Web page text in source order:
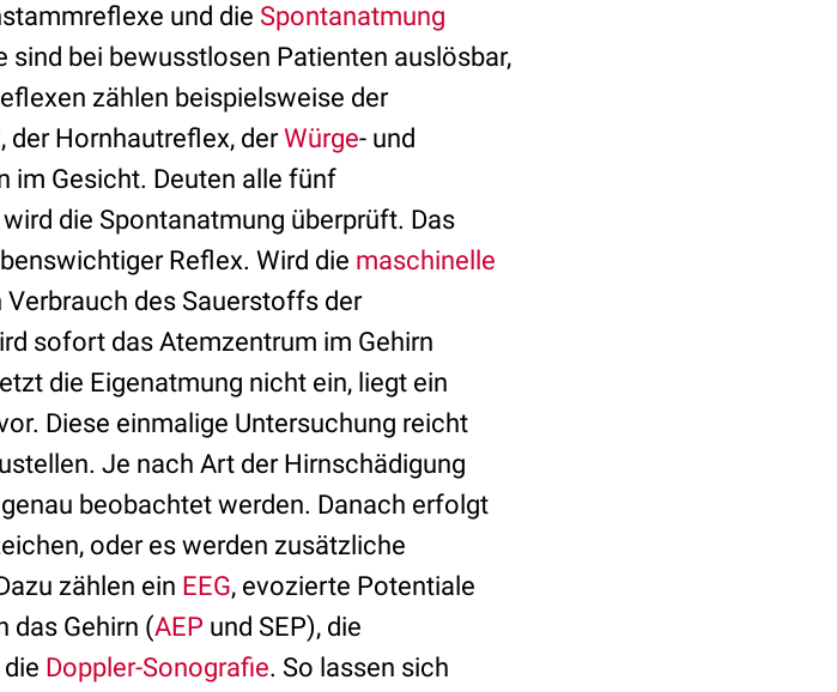
und die Spontanatmung
bei bewusstlosen Patienten auslösbar,
zählen beispielsweise der
, der Hornhautreflex, derWürge- und
im Gesicht. Deuten alle fünf
die Spontanatmung überprüft. Das
Reflex. Wird die maschinelle
des Sauerstoffs der
sofort das Atemzentrum im Gehirn
die Eigenatmung nicht ein, liegt ein
Diese einmalige Untersuchung reicht
Je nach Art der Hirnschädigung
beobachtet werden. Danach erfolgt
oder es werden zusätzliche
zählen ein EEG, evozierte Potentiale
das Gehirn (AEP und SEP), die
Doppler-Sonografie. So lassen sich